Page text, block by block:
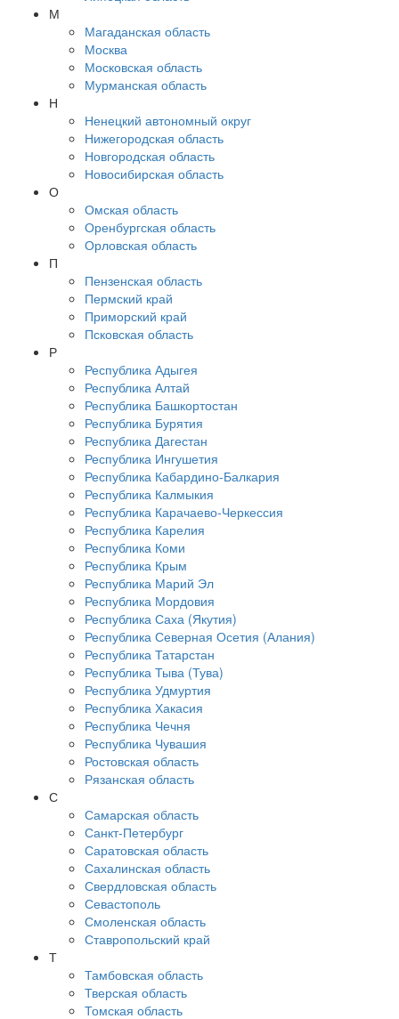
М
Магаданская область
Москва
Московская область
Мурманская область
Н
Ненецкий автономный округ
Нижегородская область
Новгородская область
Новосибирская область
О
Омская область
Оренбургская область
Орловская область
П
Пензенская область
Пермский край
Приморский край
Псковская область
Р
Республика Адыгея
Республика Алтай
Республика Башкортостан
Республика Бурятия
Республика Дагестан
Республика Ингушетия
Республика Кабардино-Балкария
Республика Калмыкия
Республика Карачаево-Черкессия
Республика Карелия
Республика Коми
Республика Крым
Республика Марий Эл
Республика Мордовия
Республика Саха (Якутия)
Республика Северная Осетия (Алания)
Республика Татарстан
Республика Тыва (Тува)
Республика Удмуртия
Республика Хакасия
Республика Чечня
Республика Чувашия
Ростовская область
Рязанская область
С
Самарская область
Санкт-Петербург
Саратовская область
Сахалинская область
Свердловская область
Севастополь
Смоленская область
Ставропольский край
Т
Тамбовская область
Тверская область
Томская область